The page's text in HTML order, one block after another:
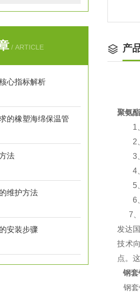
/ ARTICLE
心指标解析
的橡塑海绵保温管
法
维护方法
安装步骤
产
聚氨
1、
2、
3、
4、
5、
6、
7、
发达
技术
点。
钢套
钢套